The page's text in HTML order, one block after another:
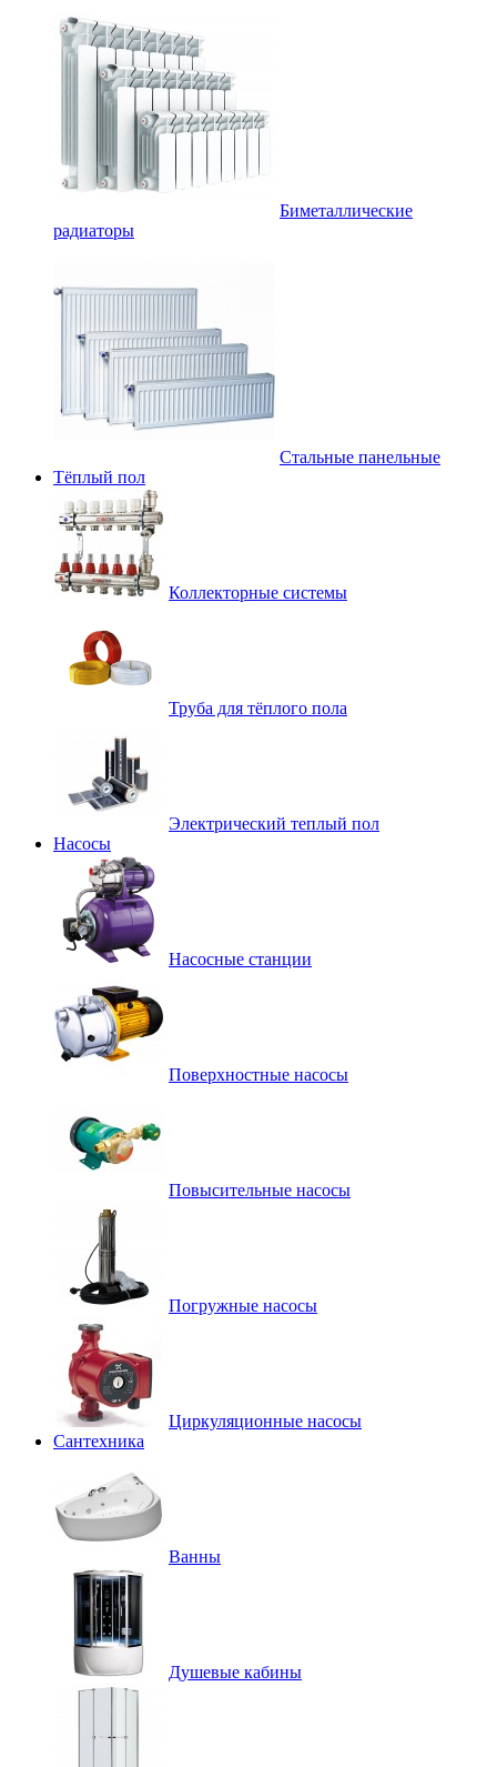
Биметаллические
радиаторы
Стальные панельные
Тёплый пол
Коллекторные системы
Труба для тёплого пола
Электрический теплый пол
Насосы
Насосные станции
Поверхностные насосы
Повысительные насосы
Погружные насосы
Циркуляционные насосы
Сантехника
Ванны
Душевые кабины